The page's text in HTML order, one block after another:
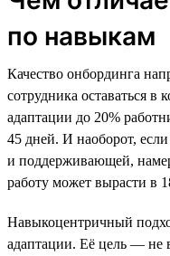
по навыкам
Качество онбординга
сотрудника оставаться
адаптации до 20%
45 дней. И наоборот,
и поддерживающей,
работу может вырасти в
Навыкоцентричный
адаптации. Её цель — не